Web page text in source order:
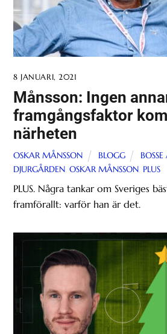
8 JANUARI, 2021
Månsson: Ingen
framgångsfaktor
närheten
OSKAR MÅNSSON BLOGG
DJURGÅRDEN,OSKAR MÅNSSON, PLUS
PLUS. Några tankar om Sveriges
framförallt: varför han är det.